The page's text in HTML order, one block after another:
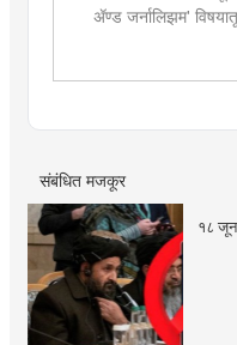
ॲण्ड जर्नालिझम'
दै.'मुंबई तरुण भारत'मध्ये
संगीत, वाचन, फोटोग्राफी,
संबंधित मजकूर
१८